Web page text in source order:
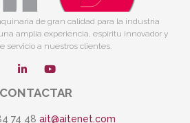
de gran calidad para la industria
amplia experiencia, espíritu innovador y
servicio a nuestros clientes.
CONTACTAR
74 48 ait@aitenet.com